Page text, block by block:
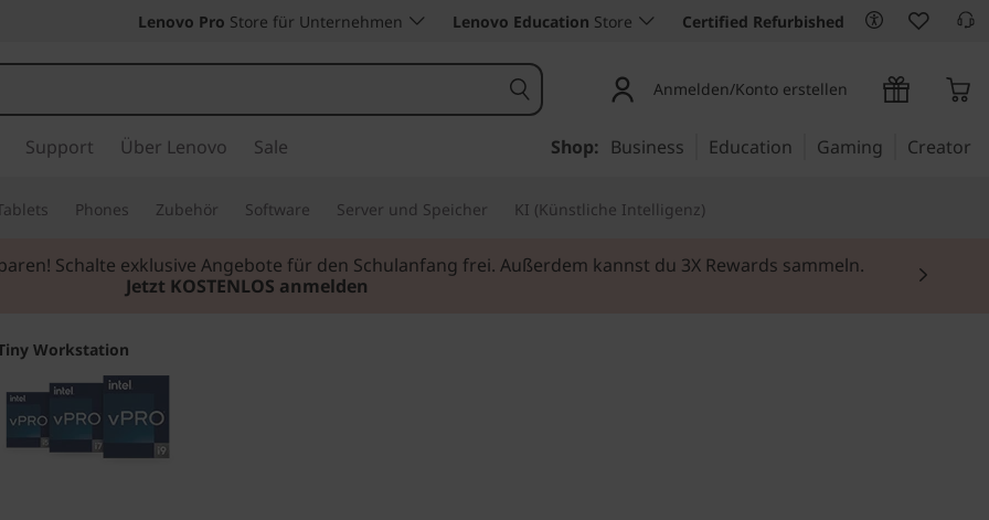
Lenovo Pro Store für Unternehmen Lenovo Education Store Certified Refurbished
Anmelden/Konto erstellen
Support Über Lenovo Sale Shop: Business Education Gaming Creator
Phones Zubehör Software Server und Speicher KI (Künstliche Intelligenz)
Schalte exklusive Angebote für den Schulanfang frei. Außerdem kannst du 3X Rewards sammeln.
Jetzt KOSTENLOS anmelden
Workstation